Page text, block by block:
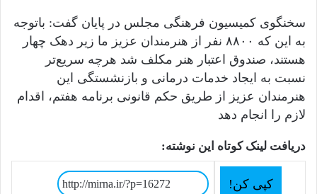
سخنگوی کمیسیون فرهنگی مجلس در پایان گفت: باتوجه
به این که ۸۸۰۰ نفر از هنرمندان عزیز ما زیر دهک چهار
هستند، صندوق اعتبار هنر مکلف شد هرچه سریع‌تر
نسبت به ایجاد خدمات درمانی و بازنشستگی این
هنرمندان عزیز از طریق حکم قانونی برنامه هفتم، اقدام
لازم را انجام دهد
دریافت لینک کوتاه این نوشته:
کپی کن!